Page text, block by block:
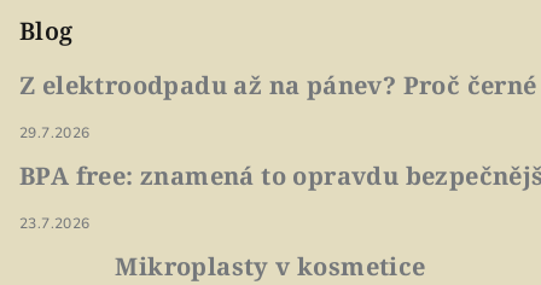
Blog
Z elektroodpadu až na pánev? Proč
29.7.2026
BPA free: znamená to opravdu
23.7.2026
Mikroplasty v kosmetice